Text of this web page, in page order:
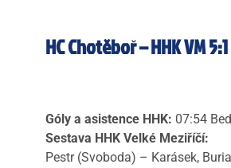
HC Chotěboř – HHK VM
Góly a asistence HHK: 07:54
Sestava HHK Velké Meziříčí:
Pestr (Svoboda) – Karásek,